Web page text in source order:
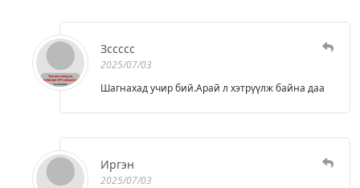
Зссссс
2025/07/03
Шагнахад учир бий.Арай л хэтрүүлж байна даа
Иргэн
2025/07/03